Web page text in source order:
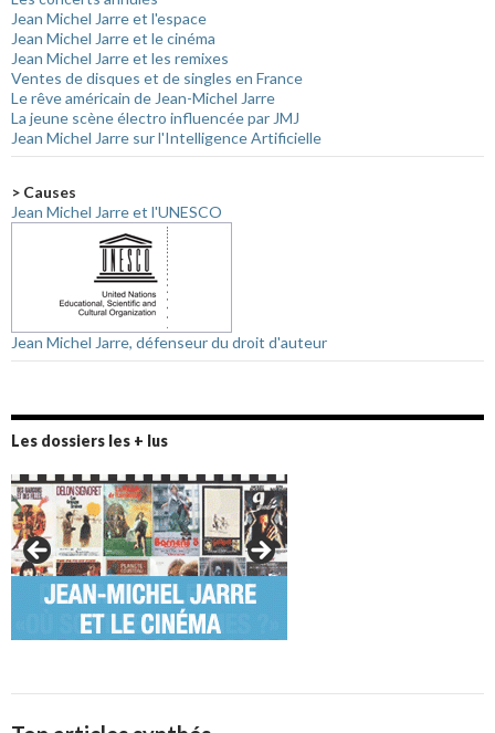
Jean Michel Jarre et l'espace
Jean Michel Jarre et le cinéma
Jean Michel Jarre et les remixes
Ventes de disques et de singles en France
Le rêve américain de Jean-Michel Jarre
La jeune scène électro influencée par JMJ
Jean Michel Jarre sur l'Intelligence Artificielle
> Causes
Jean Michel Jarre et l'UNESCO
Jean Michel Jarre, défenseur du droit d'auteur
Les dossiers les + lus